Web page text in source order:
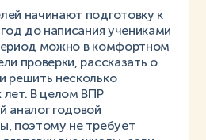
начинают подготовку к
до написания учениками
можно в комфортном
проверки, рассказать о
решить несколько
лет. В целом ВПР
аналог годовой
поэтому не требует